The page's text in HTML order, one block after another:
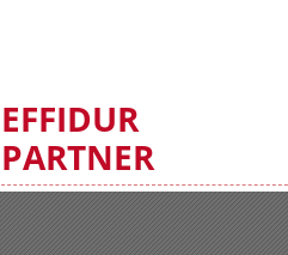
EFFIDUR
PARTNER